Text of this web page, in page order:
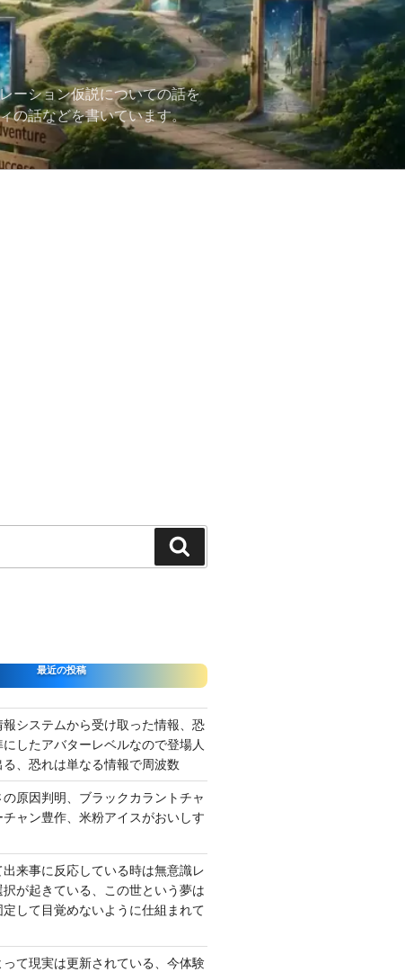
ーション仮説についての話を
の話などを書いています。
索
最近の投稿
システムから受け取った情報、恐
したアバターレベルなので登場人
、恐れは単なる情報で周波数
原因判明、ブラックカラントチャ
チャン豊作、米粉アイスがおいしす
来事に反応している時は無意識レ
が起きている、この世という夢は
して目覚めないように仕組まれて
て現実は更新されている、今体験